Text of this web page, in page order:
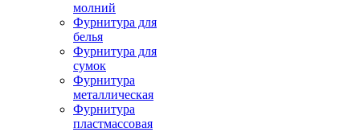
молний
Фурнитура для
белья
Фурнитура для
сумок
Фурнитура
металлическая
Фурнитура
пластмассовая